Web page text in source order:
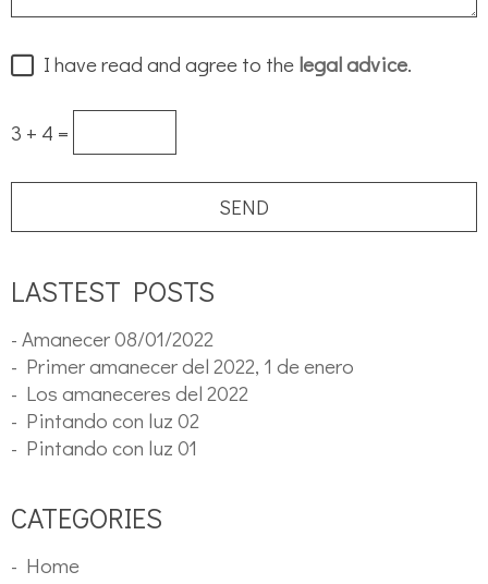
I have read and agree to the legal advice.
3 + 4 =
LASTEST POSTS
- Amanecer 08/01/2022
- Primer amanecer del 2022, 1 de enero
- Los amaneceres del 2022
- Pintando con luz 02
- Pintando con luz 01
CATEGORIES
- Home